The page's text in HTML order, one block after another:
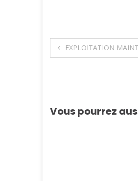
Navigation
EXPLOITATION
Vous pourrez